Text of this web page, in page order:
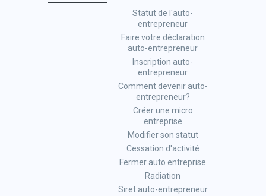
Statut de l'auto-
entrepreneur
Faire votre déclaration
auto-entrepreneur
Inscription auto-
entrepreneur
Comment devenir auto-
entrepreneur?
Créer une micro
entreprise
Modifier son statut
Cessation d'activité
Fermer auto entreprise
Radiation
Siret auto-entrepreneur